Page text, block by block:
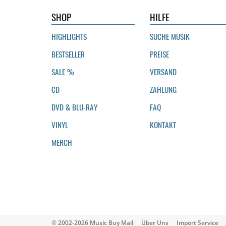
SHOP
HIGHLIGHTS
BESTSELLER
SALE %
CD
DVD & BLU-RAY
VINYL
MERCH
HILFE
SUCHE MUSIK
PREISE
VERSAND
ZAHLUNG
FAQ
KONTAKT
© 2002-2026 Music Buy Mail Über Uns Import Service